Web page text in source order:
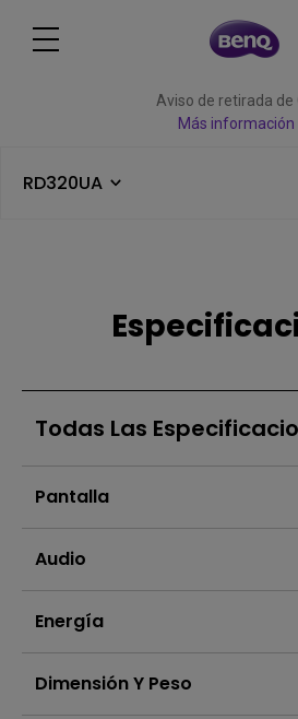
Aviso de retirada de
Más información
RD320UA
Todas Las
Pantalla
Audio
Energía
Dimensión Y Peso